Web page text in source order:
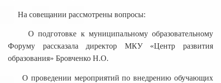
На совещании рассмотрены вопросы:
О подготовке к муниципальному образовательному
Форуму рассказала директор МКУ «Центр развития
образования» Бровченко Н.О.
О проведении мероприятий по внедрению обучающих